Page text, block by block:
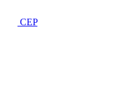
CEP